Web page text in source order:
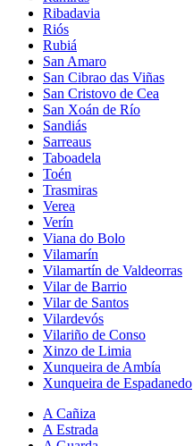
Ribadavia
Riós
Rubiá
San Amaro
San Cibrao das Viñas
San Cristovo de Cea
San Xoán de Río
Sandiás
Sarreaus
Taboadela
Toén
Trasmiras
Verea
Verín
Viana do Bolo
Vilamarín
Vilamartín de Valdeorras
Vilar de Barrio
Vilar de Santos
Vilardevós
Vilariño de Conso
Xinzo de Limia
Xunqueira de Ambía
Xunqueira de Espadanedo
A Cañiza
A Estrada